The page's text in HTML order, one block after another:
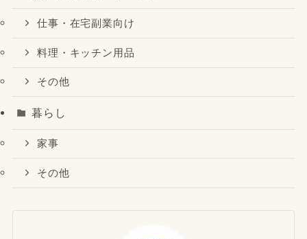
仕事・在宅副業向け
料理・キッチン用品
その他
暮らし
家事
その他